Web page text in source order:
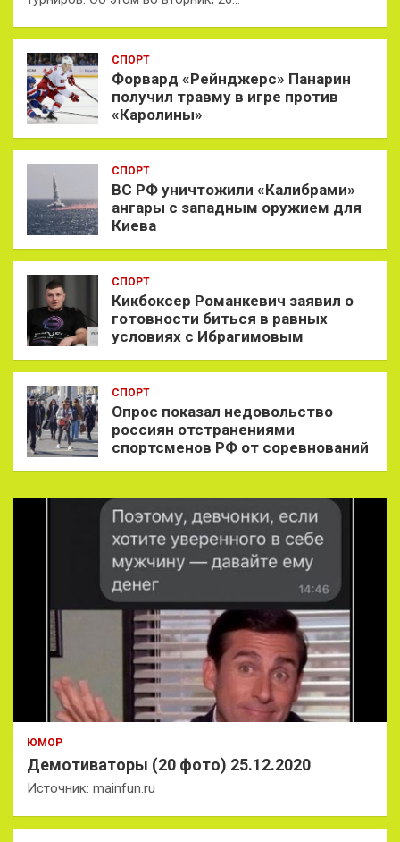
СПОРТ
Форвард «Рейнджерс» Панарин
получил травму в игре против
«Каролины»
СПОРТ
ВС РФ уничтожили «Калибрами»
ангары с западным оружием для
Киева
СПОРТ
Кикбоксер Романкевич заявил о
готовности биться в равных
условиях с Ибрагимовым
СПОРТ
Опрос показал недовольство
россиян отстранениями
спортсменов РФ от соревнований
ЮМОР
Демотиваторы (20 фото) 25.12.2020
Источник: mainfun.ru